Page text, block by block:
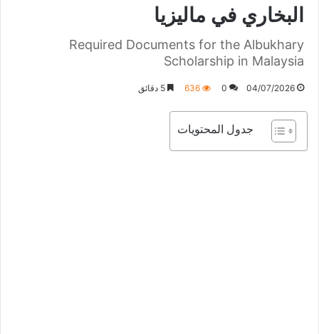
البخاري في ماليزيا
Required Documents for the Albukhary
Scholarship in Malaysia
04/07/2026
0
636
جدول المحتويات